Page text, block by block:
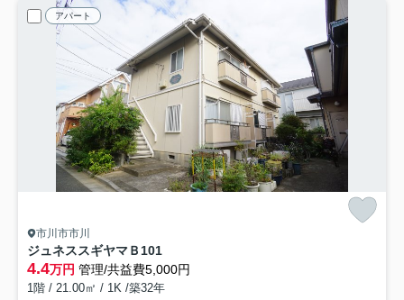
アパート
市川市市川
ジュネススギヤマＢ101
4.4万円 管理/共益費5,000円
1階 / 21.00㎡ / 1K /築32年